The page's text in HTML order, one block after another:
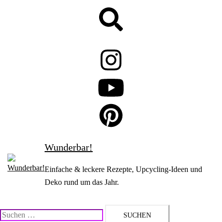
Wunderbar!
Einfache & leckere Rezepte, Upcycling-Ideen und
Deko rund um das Jahr.
Suchen